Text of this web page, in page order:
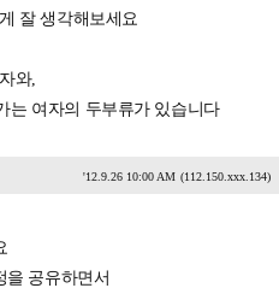
잘 생각해보세요
와,
는 여자의 두부류가 있습니다
'12.9.26 10:00 AM (112.150.xxx.134)
을 공유하면서